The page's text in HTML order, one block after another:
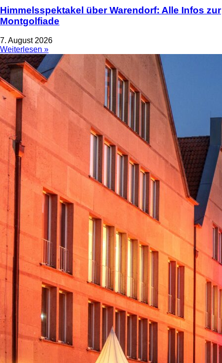
Himmelsspektakel über Warendorf: Alle Infos zur
Montgolfiade
7. August 2026
Weiterlesen »